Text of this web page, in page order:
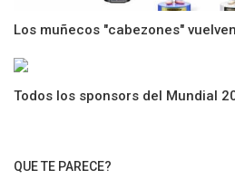
Los muñecos "cabezones"
Todos los sponsors del Mundial
QUE TE PARECE?